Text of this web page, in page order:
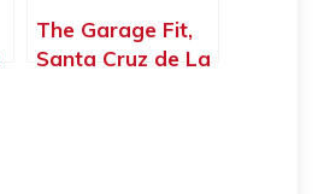
The Garage Fit,
Santa Cruz de La